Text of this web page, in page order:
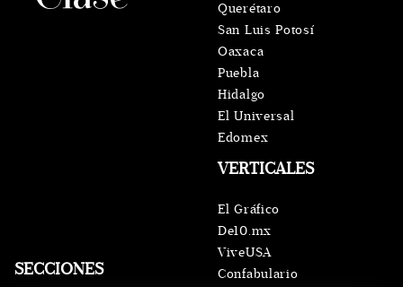
SECCIONES
VERTICALES
El Gráfico
De10.mx
ViveUSA
Confabulario
Querétaro
San Luis Potosí
Oaxaca
Puebla
Hidalgo
El Universal
Edomex